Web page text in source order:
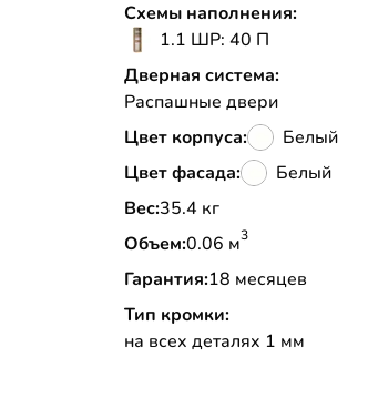
Схемы наполнения:
1.1 ШР: 40 П
Дверная система:
Распашные двери
Цвет корпуса:
Белый
Цвет фасада:
Белый
Вес:
35.4 кг
Объем:
0.06 м3
Гарантия:18 месяцев
Тип кромки:
на всех деталях 1 мм